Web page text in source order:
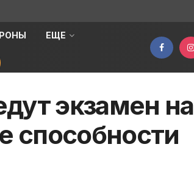
ЕЩЕ
экзамен на
способности